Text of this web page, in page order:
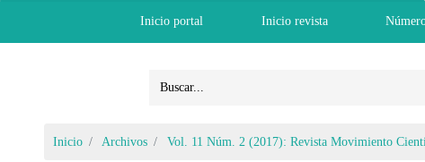
Inicio portal Inicio revista
Inicio Archivos Vol. 11 Núm. 2 (2017): Revista Movimiento